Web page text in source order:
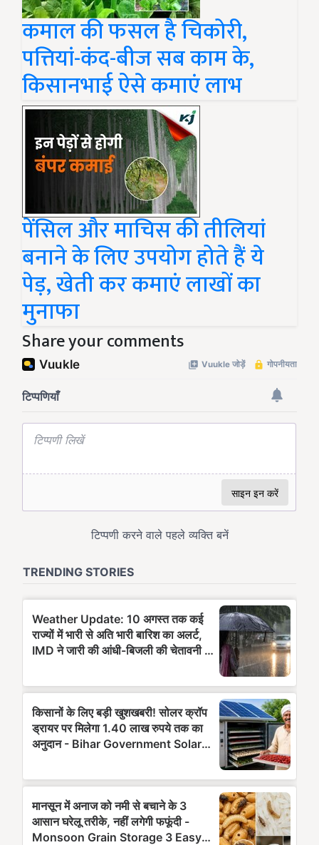
कमाल की फसल है चिकोरी,
पत्तियां-कंद-बीज सब काम के,
किसानभाई ऐसे कमाएं लाभ
पेंसिल और माचिस की तीलियां
बनाने के लिए उपयोग होते हैं ये
पेड़, खेती कर कमाएं लाखों का
मुनाफा
Share your comments